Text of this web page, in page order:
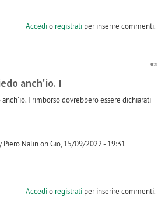
Accedio registratiper inserire commenti.
#3
anch'io. I
I rimborso dovrebbero essere dichiarati
Piero Nalin on Gio, 15/09/2022 - 19:31
Accedio registratiper inserire commenti.